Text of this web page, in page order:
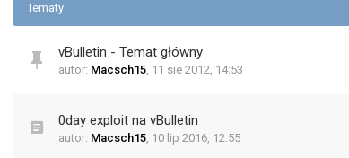
Tematy
vBulletin - Temat główny
autor: Macsch15, 11 sie 2012, 14:53
0day exploit na vBulletin
autor: Macsch15, 10 lip 2016, 12:55